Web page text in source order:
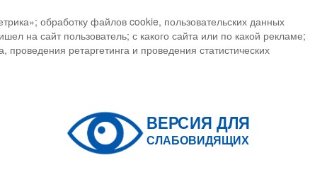
обработку файлов cookie, пользовательских данных
на сайт пользователь; с какого сайта или по какой рекламе;
ретаргетинга и проведения статистических